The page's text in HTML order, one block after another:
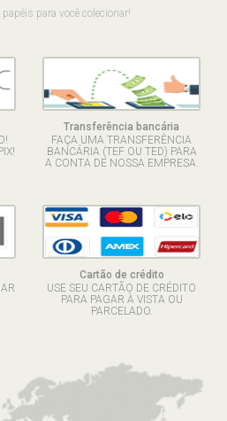
para você colecionar!
Transferência bancária
FAÇA UMA TRANSFERÊNCIA
BANCÁRIA (TEF OU TED) PARA
A CONTA DE NOSSA EMPRESA.
Cartão de crédito
USE SEU CARTÃO DE CRÉDITO
PARA PAGAR À VISTA OU
PARCELADO.